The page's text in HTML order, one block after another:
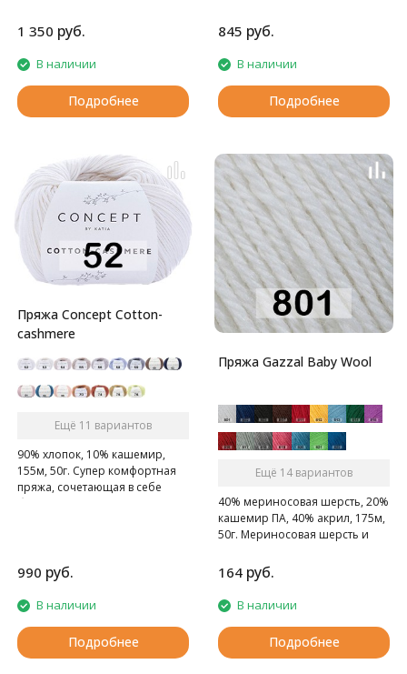
1 350 руб.
В наличии
Подробнее
845 руб.
В наличии
Подробнее
Пряжа Concept Cotton-
cashmere
Ещё 11 вариантов
90% хлопок, 10% кашемир,
155м, 50г. Супер комфортная
пряжа, сочетающая в себе
благородный кашемир и
990 руб.
В наличии
Подробнее
Пряжа Gazzal Baby Wool
Ещё 14 вариантов
40% мериносовая шерсть, 20%
кашемир ПА, 40% акрил, 175м,
50г. Мериносовая шерсть и
сочетание для пряжи на
осенне-зимний сезон!
164 руб.
В наличии
Подробнее